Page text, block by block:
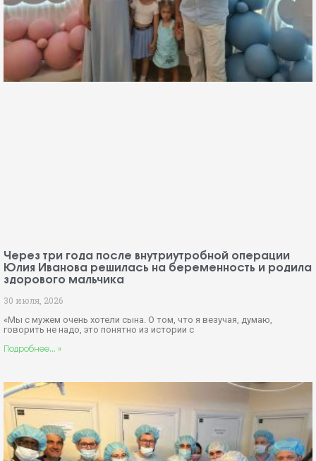
Через три года после внутриутробной операции
Юлия Иванова решилась на беременность и родила
здорового мальчика
30 июля, 2026
«Мы с мужем очень хотели сына. О том, что я везучая, думаю,
говорить не надо, это понятно из истории с
Подробнее... »